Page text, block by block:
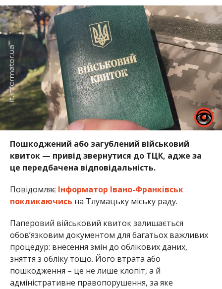
Пошкоджений або загублений військовий
квиток — привід звернутися до ТЦК, адже за
це передбачена відповідальність.
Повідомляє Інформатор Івано-Франківськ
покликаючись на Тлумацьку міську раду.
Паперовий військовий квиток залишається
обов’язковим документом для багатьох важливих
процедур: внесення змін до облікових даних,
зняття з обліку тощо. Його втрата або
пошкодження – це не лише клопіт, а й
адміністративне правопорушення, за яке